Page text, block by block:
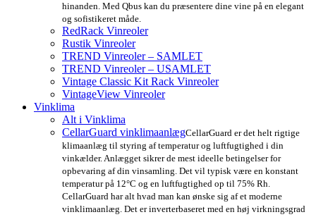
hinanden. Med Qbus kan du præsentere dine vine på en elegant
og sofistikeret måde.
RedRack Vinreoler
Rustik Vinreoler
TREND Vinreoler – SAMLET
TREND Vinreoler – USAMLET
Vintage Classic Kit Rack Vinreoler
VintageView Vinreoler
Vinklima
Alt i Vinklima
CellarGuard vinklimaanlægCellarGuard er det helt rigtige
klimaanlæg til styring af temperatur og luftfugtighed i din
vinkælder. Anlægget sikrer de mest ideelle betingelser for
opbevaring af din vinsamling. Det vil typisk være en konstant
temperatur på 12°C og en luftfugtighed op til 75% Rh.
CellarGuard har alt hvad man kan ønske sig af et moderne
vinklimaanlæg. Det er inverterbaseret med en høj virkningsgrad